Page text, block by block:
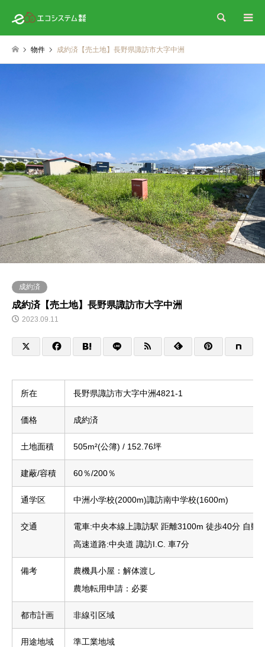
検索
物件 成約済【売土地】長野県諏訪市大字中洲
成約済
成約済【売土地】長野県諏訪市大字中洲
2023.09.11
所在 長野県諏訪市大字中洲4821-1
価格 成約済
土地面積 505m²(公簿) / 152.76坪
建蔽/容積 60％/200％
通学区 中洲小学校(2000m)諏訪南中学校(1600m)
交通
電車:中央本線上諏訪駅 距離3100m 徒歩40分 自動
高速道路:中央道 諏訪I.C. 車7分
備考
農機具小屋：解体渡し
農地転用申請：必要
都市計画 非線引区域
用途地域 準工業地域